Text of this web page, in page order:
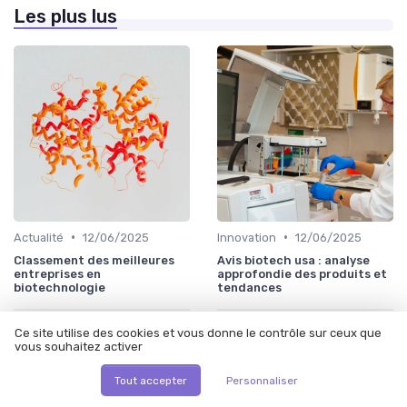
Les plus lus
Actualité • 12/06/2025
Classement des meilleures
entreprises en
biotechnologie
Innovation • 12/06/2025
Avis biotech usa : analyse
approfondie des produits et
tendances
Ce site utilise des cookies et vous donne le contrôle sur ceux que
vous souhaitez activer
Tout accepter Personnaliser